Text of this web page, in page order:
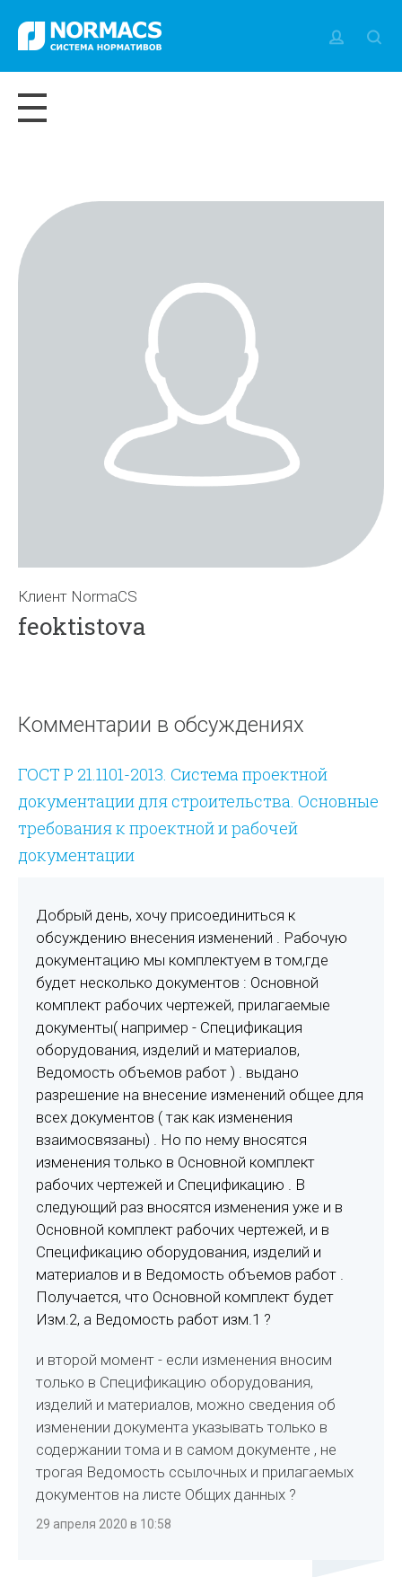
Клиент NormaCS
feoktistova
Комментарии в обсуждениях
ГОСТ Р 21.1101-2013. Система проектной
документации для строительства. Основные
требования к проектной и рабочей
документации
Добрый день, хочу присоединиться к
обсуждению внесения изменений . Рабочую
документацию мы комплектуем в том,где
будет несколько документов : Основной
комплект рабочих чертежей, прилагаемые
документы( например - Спецификация
оборудования, изделий и материалов,
Ведомость объемов работ ) . выдано
разрешение на внесение изменений общее для
всех документов ( так как изменения
взаимосвязаны) . Но по нему вносятся
изменения только в Основной комплект
рабочих чертежей и Спецификацию . В
следующий раз вносятся изменения уже и в
Основной комплект рабочих чертежей, и в
Спецификацию оборудования, изделий и
материалов и в Ведомость объемов работ .
Получается, что Основной комплект будет
Изм.2, а Ведомость работ изм.1 ?
и второй момент - если изменения вносим
только в Спецификацию оборудования,
изделий и материалов, можно сведения об
изменении документа указывать только в
содержании тома и в самом документе , не
трогая Ведомость ссылочных и прилагаемых
документов на листе Общих данных ?
29 апреля 2020 в 10:58